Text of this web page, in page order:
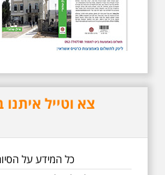
5.6.2026 שישי בבוקר
מיוחד בעקבות חייו
ושיריוו - עטור מצחך
שחור תחנות תל
צא וטייל
כל המידע על